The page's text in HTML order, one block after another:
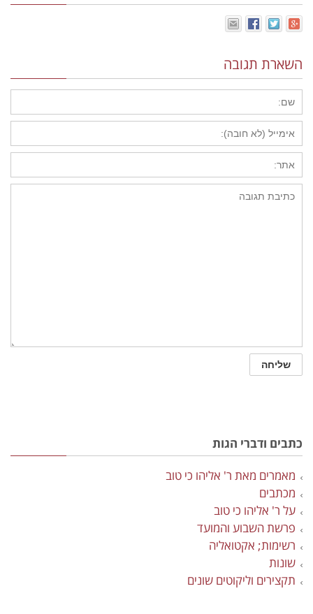
השארת תגובה
כתבים ודברי הגות
מאמרים מאת ר' אליהו כי טוב
מכתבים
על ר' אליהו כי טוב
פרשת השבוע והמועד
רשימות; אקטואליה
שונות
תקצירים וליקוטים שונים